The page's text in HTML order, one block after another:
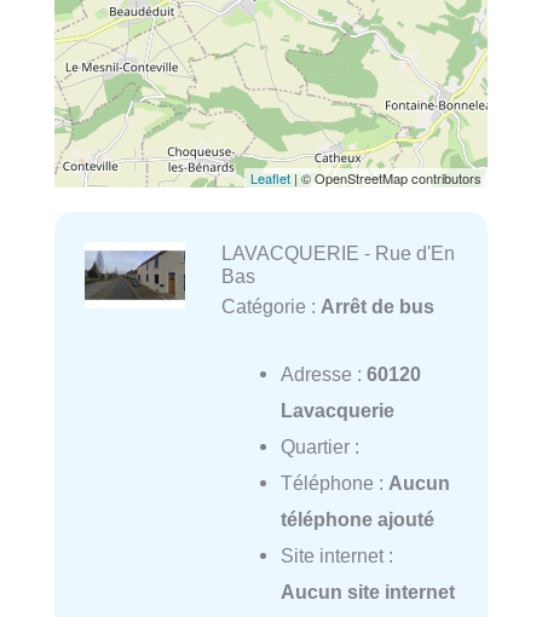
Leaflet | © OpenStreetMap contributors
LAVACQUERIE - Rue d'En
Bas
Catégorie : Arrêt de bus
Adresse : 60120
Lavacquerie
Quartier :
Téléphone : Aucun
téléphone ajouté
Site internet :
Aucun site internet